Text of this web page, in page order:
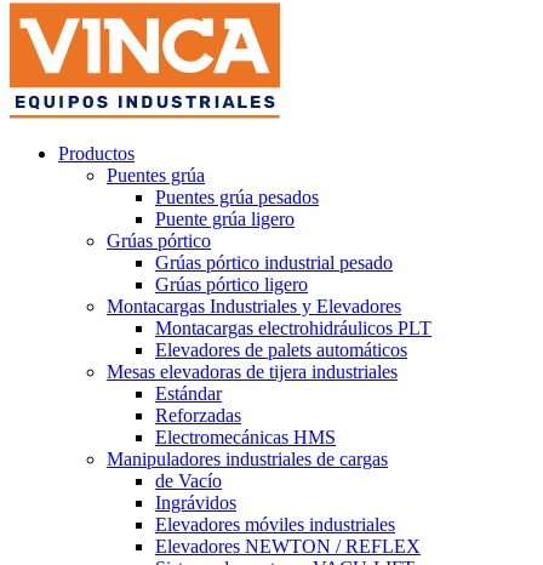
Productos
Puentes grúa
Puentes grúa pesados
Puente grúa ligero
Grúas pórtico
Grúas pórtico industrial pesado
Grúas pórtico ligero
Montacargas Industriales y Elevadores
Montacargas electrohidráulicos PLT
Elevadores de palets automáticos
Mesas elevadoras de tijera industriales
Estándar
Reforzadas
Electromecánicas HMS
Manipuladores industriales de cargas
de Vacío
Ingrávidos
Elevadores móviles industriales
Elevadores NEWTON / REFLEX